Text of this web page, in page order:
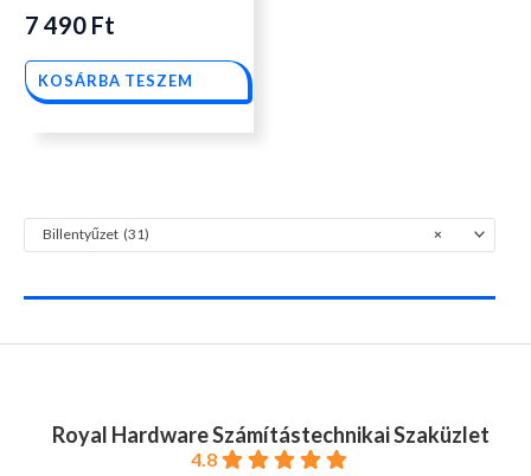
×
Billentyűzet (31)
7 490 Ft
KOSÁRBA TESZEM
Royal Hardware Számítástechnikai Szaküzlet
4.8